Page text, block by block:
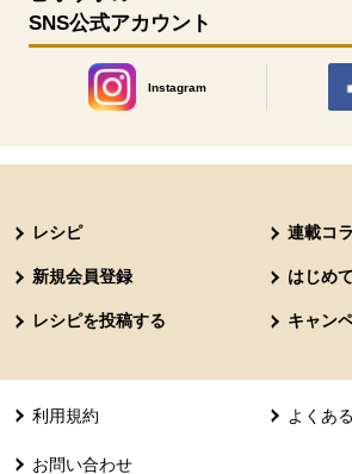
SNS公式アカウント
Instagram
別のウィンドウで開きます。
レシピ 連載コ
新規会員登録 はじめ
レシピを投稿する キャン
利用規約 よくあ
お問い合わせ